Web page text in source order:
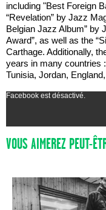
including "Best Foreign
“Revelation” by Jazz
Belgian Jazz Album” by
Award”, as well as the
Carthage. Additionally,
years in many countries
Tunisia, Jordan,
Facebook est désactivé.
VOUS AIMEREZ PEUT-